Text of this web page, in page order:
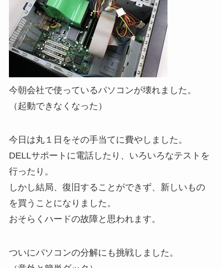
今朝会社で使っているパソコンが壊れました。
（起動できなくなった）
今日は丸１日をその手当てに費やしました。
DELLサポートに電話したり、いろいろなテストを
行ったり。
しかし結局、復旧することができず、新しいもの
を買うことになりました。
おそらくハードの故障と思われます。
ついにパソコンの分解にも挑戦しました。